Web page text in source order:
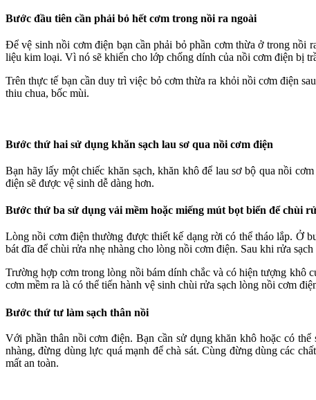
Bước đầu tiên cần phải bỏ hết cơm trong nồi ra ngoài
Để vệ sinh nồi cơm điện bạn cần phải bỏ phần cơm thừa ở trong nồi
liệu kim loại. Vì nó sẽ khiến cho lớp chống dính của nồi cơm điện bị
Trên thực tế bạn cần duy trì việc bỏ cơm thừa ra khỏi nồi cơm điện
thiu chua, bốc mùi.
Bước thứ hai sử dụng khăn sạch lau sơ qua nồi cơm điện
Bạn hãy lấy một chiếc khăn sạch, khăn khô để lau sơ bộ qua nồi
điện sẽ được vệ sinh dễ dàng hơn.
Bước thứ ba sử dụng vải mềm hoặc miếng mút bọt biển để chùi
Lòng nồi cơm điện thường được thiết kế dạng rời có thể tháo lắp. Ở
bát đĩa để chùi rửa nhẹ nhàng cho lòng nồi cơm điện. Sau khi rửa
Trường hợp cơm trong lòng nồi bám dính chắc và có hiện tượng khô
cơm mềm ra là có thể tiến hành vệ sinh chùi rửa sạch lòng nồi cơm
Bước thứ tư làm sạch thân nồi
Với phần thân nồi cơm điện. Bạn cần sử dụng khăn khô hoặc có
nhàng, đừng dùng lực quá mạnh để chà sát. Cùng đừng dùng các
mất an toàn.